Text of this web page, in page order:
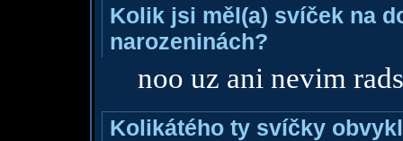
Kolik jsi měl(a) svíček na
narozeninách?
noo uz ani nevim
Kolikátého ty svíčky